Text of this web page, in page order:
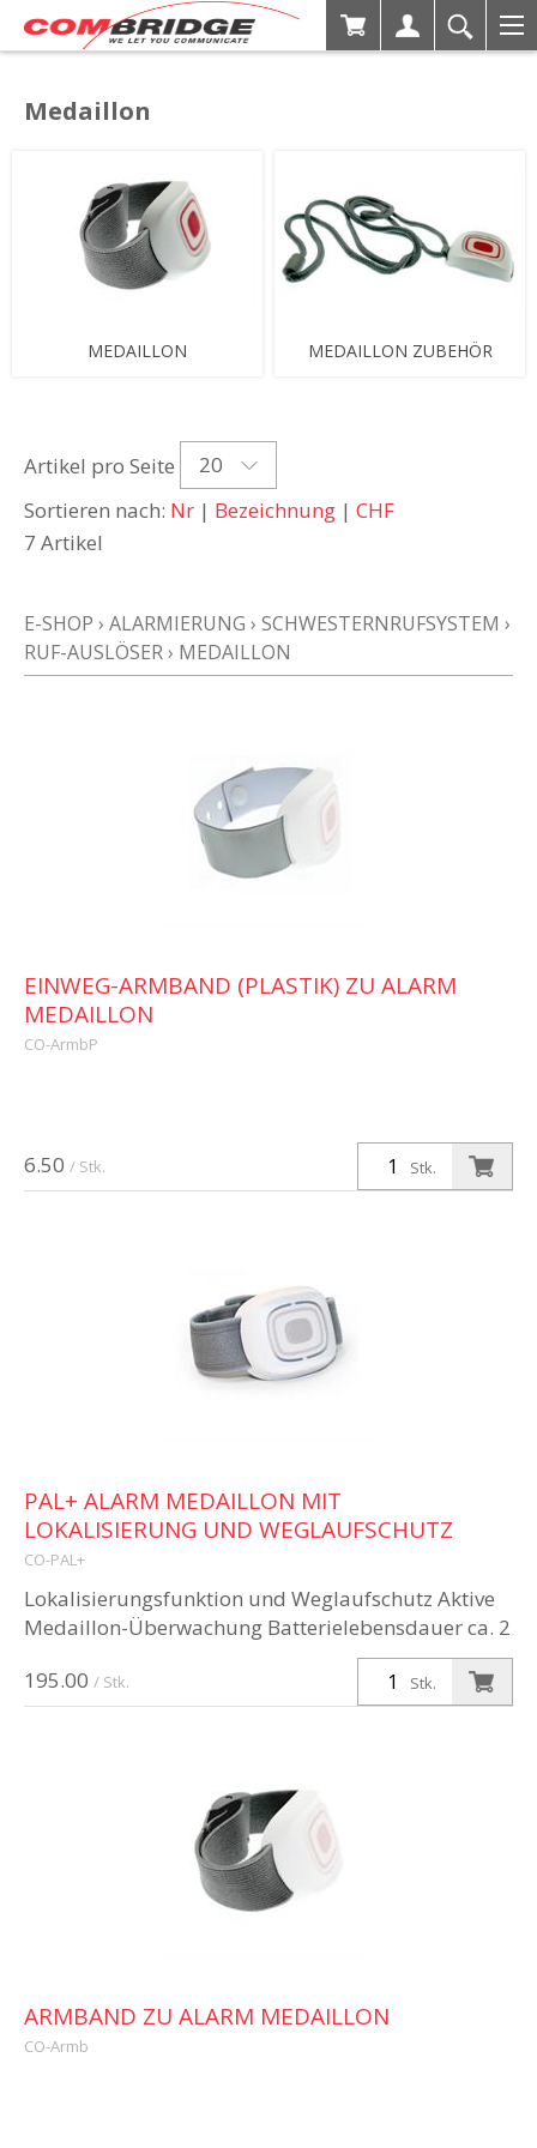
Medaillon
MEDAILLON MEDAILLON ZUBEHÖR
Artikel pro Seite
20
Sortieren nach: Nr | Bezeichnung | CHF
7 Artikel
E-SHOP › ALARMIERUNG › SCHWESTERNRUFSYSTEM ›
RUF-AUSLÖSER› MEDAILLON
6.50 / Stk. Stk.
EINWEG-ARMBAND (PLASTIK) ZU ALARM
MEDAILLON
CO-ArmbP
195.00 / Stk. Stk.
PAL+ ALARM MEDAILLON MIT
LOKALISIERUNG UND WEGLAUFSCHUTZ
CO-PAL+
Lokalisierungsfunktion und Weglaufschutz Aktive
Medaillon-Überwachung Batterielebensdauer ca. 2
Jahre (bei 100 Lokalisierungen pro Tag)
ARMBAND ZU ALARM MEDAILLON
CO-Armb